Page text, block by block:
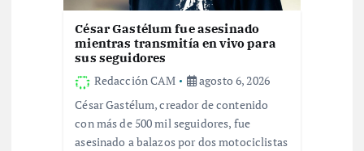
César Gastélum fue asesinado
mientras transmitía en vivo para
sus seguidores
Redacción CAM
agosto 6, 2026
César Gastélum, creador de contenido
con más de 500 mil seguidores, fue
asesinado a balazos por dos motociclistas